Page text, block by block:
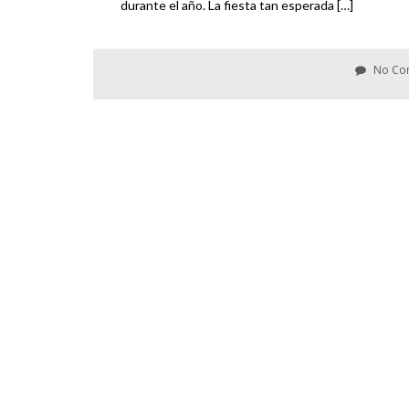
durante el año. La fiesta tan esperada […]
No